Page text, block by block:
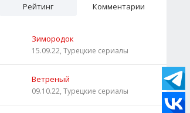
Рейтинг Комментарии
Зимородок
15.09.22, Турецкие сериалы
Ветреный
09.10.22, Турецкие сериалы